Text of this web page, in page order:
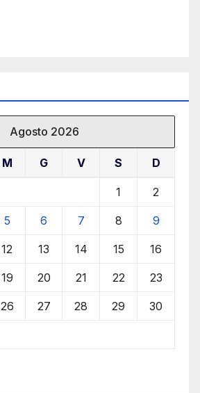
Agosto 2026
M G V S D
1 2
5 6 7 8 9
12 13 14 15 16
19 20 21 22 23
26 27 28 29 30